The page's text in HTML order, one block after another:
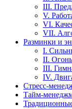
III.
V.
VI.
VII.
Разминки и
I.
II.
III.
IV.
Стресс-
Тайм-